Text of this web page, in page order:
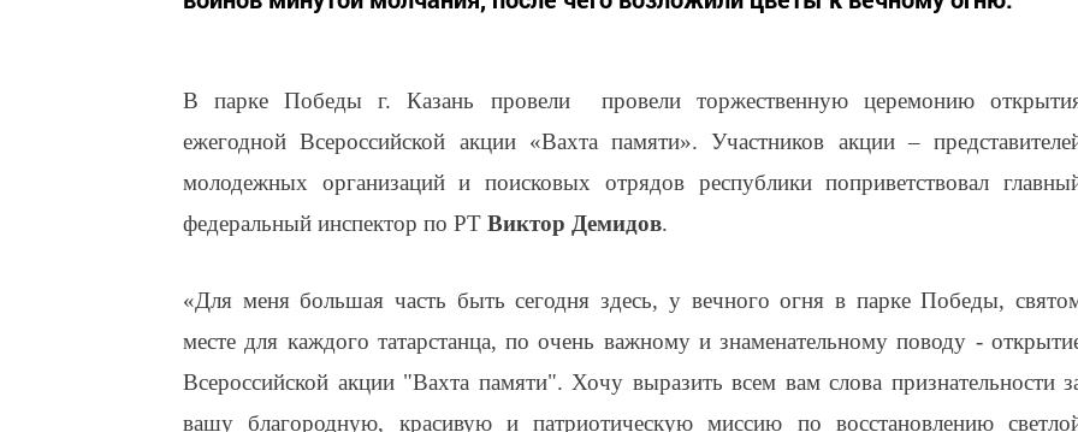
В парке Победы г. Казань провели провели торжественную церемонию
ежегодной Всероссийской акции «Вахта памяти». Участников акции –
молодежных организаций и поисковых отрядов республики поприветствовал
федеральный инспектор по РТ Виктор Демидов.
«Для меня большая часть быть сегодня здесь, у вечного огня в парке Победы,
месте для каждого татарстанца, по очень важному и знаменательному поводу -
Всероссийской акции "Вахта памяти". Хочу выразить всем вам слова признательности
вашу благородную, красивую и патриотическую миссию по восстановлению